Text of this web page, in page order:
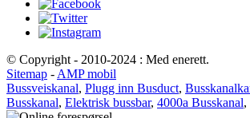
© Copyright - 2010-2024 : Med enerett.
Sitemap - AMP mobil
Bussveiskanal, Plugg inn Busduct,
Busskanal, Elektrisk bussbar, 4000a Busskanal,